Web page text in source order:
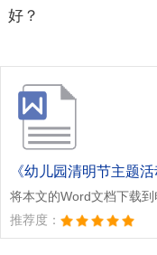
好？
《幼儿园清明节主题
将本文的Word文档下载
推荐度：